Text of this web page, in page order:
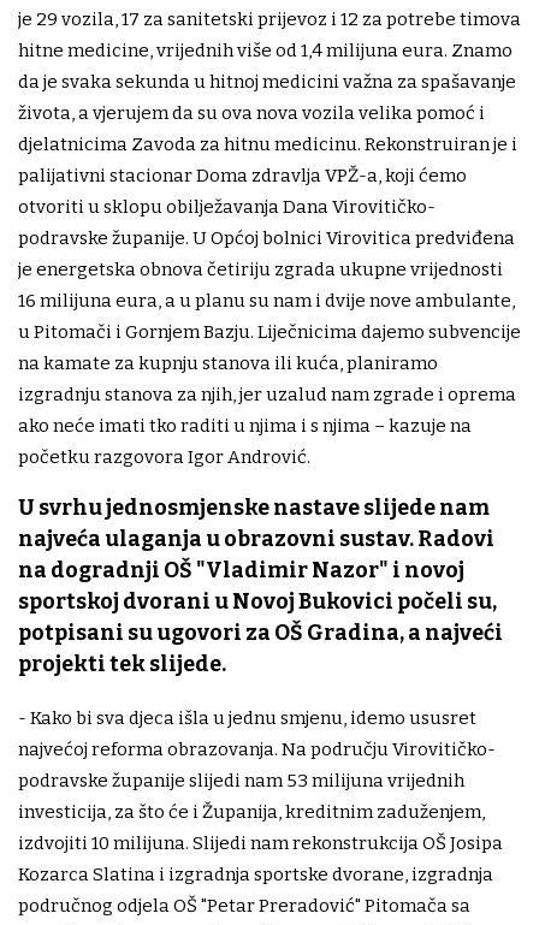
je 29 vozila, 17 za sanitetski prijevoz i 12 za potrebe timova
hitne medicine, vrijednih više od 1,4 milijuna eura. Znamo
da je svaka sekunda u hitnoj medicini važna za spašavanje
života, a vjerujem da su ova nova vozila velika pomoć i
djelatnicima Zavoda za hitnu medicinu. Rekonstruiran je i
palijativni stacionar Doma zdravlja VPŽ-a, koji ćemo
otvoriti u sklopu obilježavanja Dana Virovitičko-
podravske županije. U Općoj bolnici Virovitica predviđena
je energetska obnova četiriju zgrada ukupne vrijednosti
16 milijuna eura, a u planu su nam i dvije nove ambulante,
u Pitomači i Gornjem Bazju. Liječnicima dajemo subvencije
na kamate za kupnju stanova ili kuća, planiramo
izgradnju stanova za njih, jer uzalud nam zgrade i oprema
ako neće imati tko raditi u njima i s njima – kazuje na
početku razgovora Igor Andrović.
U svrhu jednosmjenske nastave slijede nam
najveća ulaganja u obrazovni sustav. Radovi
na dogradnji OŠ "Vladimir Nazor" i novoj
sportskoj dvorani u Novoj Bukovici počeli su,
potpisani su ugovori za OŠ Gradina, a najveći
projekti tek slijede.
- Kako bi sva djeca išla u jednu smjenu, idemo ususret
najvećoj reforma obrazovanja. Na području Virovitičko-
podravske županije slijedi nam 53 milijuna vrijednih
investicija, za što će i Županija, kreditnim zaduženjem,
izdvojiti 10 milijuna. Slijedi nam rekonstrukcija OŠ Josipa
Kozarca Slatina i izgradnja sportske dvorane, izgradnja
područnog odjela OŠ "Petar Preradović" Pitomača sa